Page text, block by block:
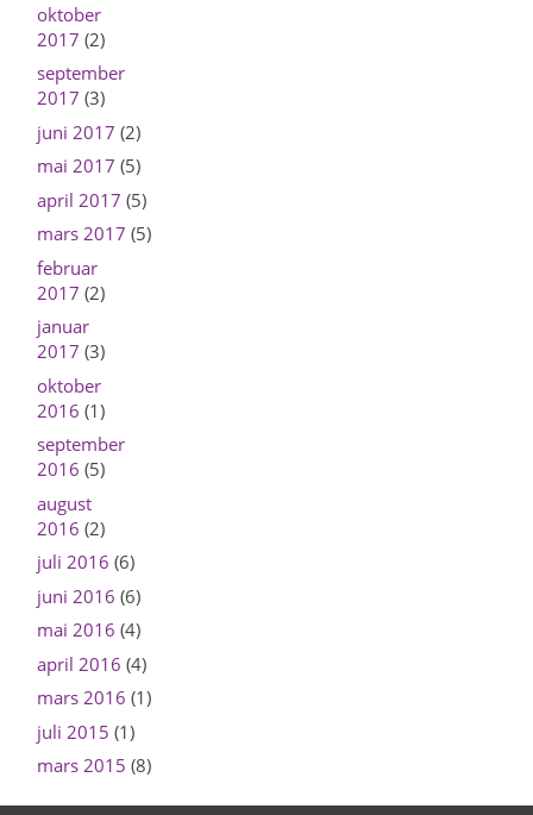
oktober
2017 (2)
september
2017 (3)
juni 2017 (2)
mai 2017 (5)
april 2017 (5)
mars 2017 (5)
februar
2017 (2)
januar
2017 (3)
oktober
2016 (1)
september
2016 (5)
august
2016 (2)
juli 2016 (6)
juni 2016 (6)
mai 2016 (4)
april 2016 (4)
mars 2016 (1)
juli 2015 (1)
mars 2015 (8)